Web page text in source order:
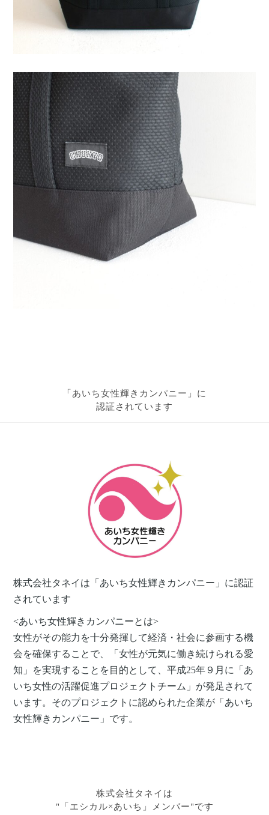
「あいち女性輝きカンパニー」に
認証されています
株式会社タネイは「あいち女性輝きカンパニー」に認証
されています
<あいち女性輝きカンパニーとは>
女性がその能力を十分発揮して経済・社会に参画する機
会を確保することで、「女性が元気に働き続けられる愛
知」を実現することを目的として、平成25年９月に「あ
いち女性の活躍促進プロジェクトチーム」が発足されて
います。そのプロジェクトに認められた企業が「あいち
女性輝きカンパニー」です。
株式会社タネイは
"「エシカル×あいち」メンバー"です